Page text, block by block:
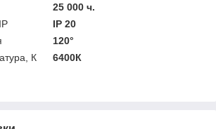
25 000 ч.
IP 20
120°
К
6400К